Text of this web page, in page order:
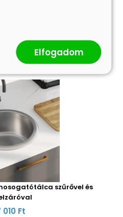
szűrővel és
010 Ft
Elfogadom